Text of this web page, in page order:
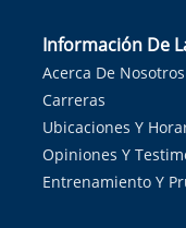
Información De
Acerca De Nosotros
Carreras
Ubicaciones Y
Opiniones Y
Entrenamiento Y